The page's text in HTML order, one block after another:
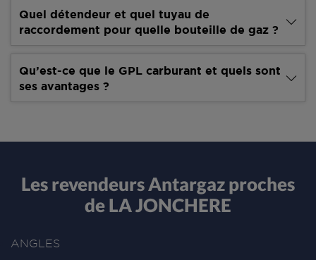
Quel détendeur et quel tuyau de
raccordement pour quelle bouteille de gaz ?
Qu’est-ce que le GPL carburant et quels sont
ses avantages ?
Les revendeurs Antargaz proches
de LA JONCHERE
ANGLES